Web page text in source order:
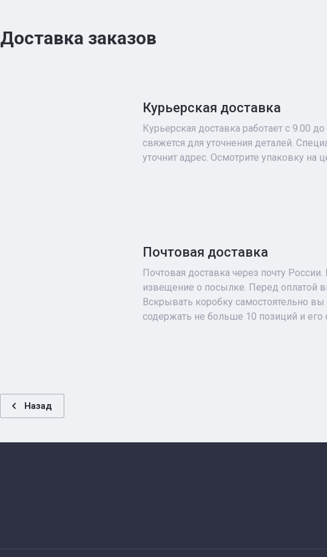
Доставка заказов
Курьерская доставка
Курьерская доставка работает с 9.00
свяжется для уточнения деталей.
уточнит адрес. Осмотрите упаковку на
Почтовая доставка
Почтовая доставка через почту
извещение о посылке. Перед оплатой
Вскрывать коробку самостоятельно
содержать не больше 10 позиций и
Назад